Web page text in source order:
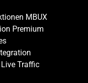
MBUX
Premium
Traffic